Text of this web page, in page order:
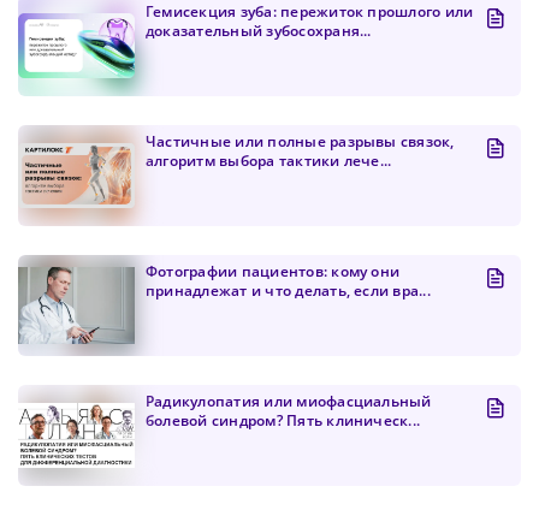
Гемисекция зуба: пережиток прошлого или
доказательный зубосохраня...
Частичные или полные разрывы связок,
алгоритм выбора тактики лече...
Фотографии пациентов: кому они
принадлежат и что делать, если вра...
Радикулопатия или миофасциальный
болевой синдром? Пять клиническ...